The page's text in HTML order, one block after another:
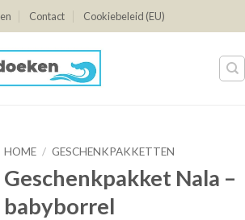
Contact Cookiebeleid (EU)
HOME / GESCHENKPAKKETTEN
Geschenkpakket Nala –
babyborrel